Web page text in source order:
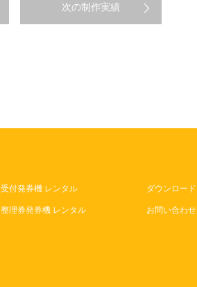
次の制作実績
受付発券機 レンタル
整理券発券機 レンタル
ダウンロード
お問い合わせ